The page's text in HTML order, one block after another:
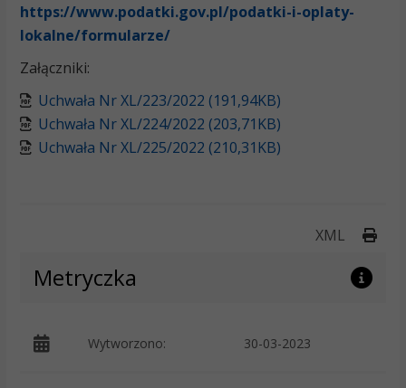
https://www.podatki.gov.pl/podatki-i-oplaty-
lokalne/formularze/
Załączniki:
Uchwała Nr XL/223/2022 (191,94KB)
Uchwała Nr XL/224/2022 (203,71KB)
Uchwała Nr XL/225/2022 (210,31KB)
XML
Metryczka
Wytworzono: 30-03-2023